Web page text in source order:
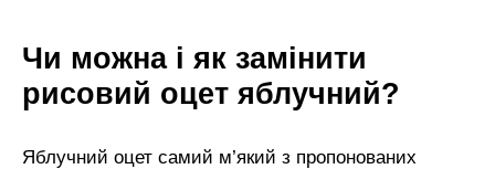
Чи можна і як замінити
рисовий оцет яблучний?
Яблучний оцет самий м’який з пропонованих